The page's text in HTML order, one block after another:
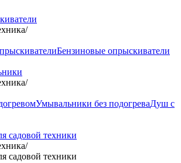
/
Бензиновые опрыскиватели
/
Умывальники без подогреваДуш с
садовой техники
/
садовой техники